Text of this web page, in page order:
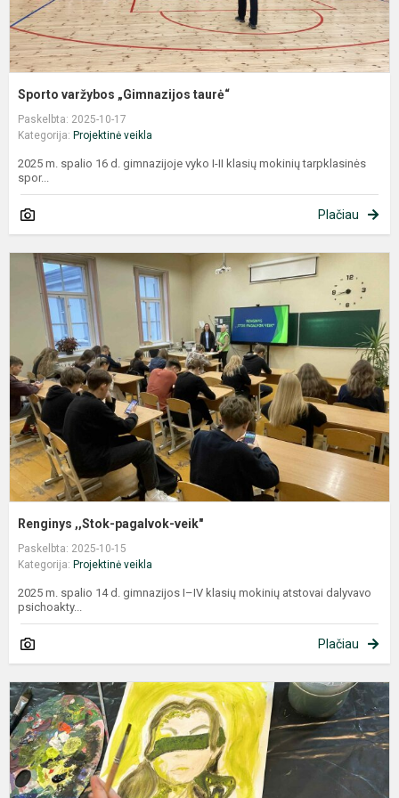
Sporto varžybos „Gimnazijos taurė“
Paskelbta: 2025-10-17
Kategorija: Projektinė veikla
2025 m. spalio 16 d. gimnazijoje vyko I-II klasių mokinių tarpklasinės
spor...
Plačiau
Renginys ,,Stok-pagalvok-veik"
Paskelbta: 2025-10-15
Kategorija: Projektinė veikla
2025 m. spalio 14 d. gimnazijos I–IV klasių mokinių atstovai dalyvavo
psichoakty...
Plačiau